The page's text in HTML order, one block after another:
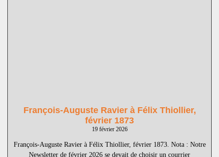
François-Auguste Ravier à Félix Thiollier,
février 1873
19 février 2026
François-Auguste Ravier à Félix Thiollier, février 1873. Nota : Notre
Newsletter de février 2026 se devait de choisir un courrier